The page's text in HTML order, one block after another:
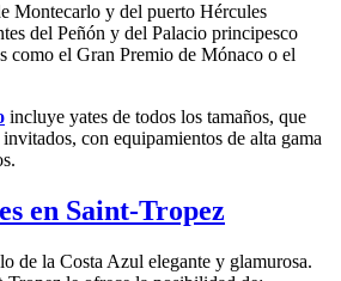
Montecarlo y del puerto Hércules
del Peñón y del Palacio principesco
como el Gran Premio de Mónaco o el
incluye yates de todos los tamaños, que
con equipamientos de alta gama
en Saint-Tropez
de la Costa Azul elegante y glamurosa.